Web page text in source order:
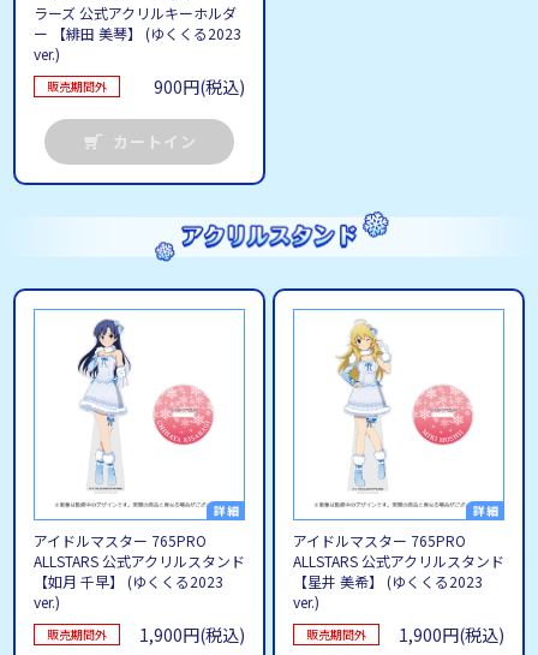
ラーズ 公式アクリルキーホルダ
ー 【緋田 美琴】 (ゆくくる2023
ver.)
販売期間外 900円(税込)
カートイン
アイドルマスター 765PRO
ALLSTARS 公式アクリルスタンド
【如月 千早】 (ゆくくる2023
ver.)
販売期間外 1,900円(税込)
アイドルマスター 765PRO
ALLSTARS 公式アクリルスタンド
【星井 美希】 (ゆくくる2023
ver.)
販売期間外 1,900円(税込)